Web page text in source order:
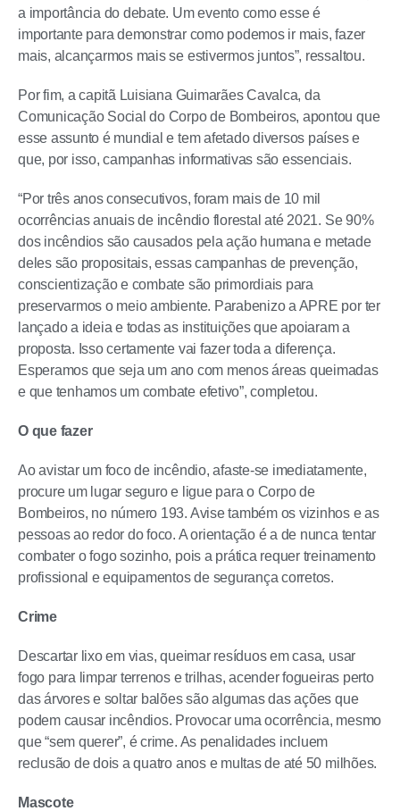
a importância do debate. Um evento como esse é
importante para demonstrar como podemos ir mais, fazer
mais, alcançarmos mais se estivermos juntos”, ressaltou.
Por fim, a capitã Luisiana Guimarães Cavalca, da
Comunicação Social do Corpo de Bombeiros, apontou que
esse assunto é mundial e tem afetado diversos países e
que, por isso, campanhas informativas são essenciais.
“Por três anos consecutivos, foram mais de 10 mil
ocorrências anuais de incêndio florestal até 2021. Se 90%
dos incêndios são causados pela ação humana e metade
deles são propositais, essas campanhas de prevenção,
conscientização e combate são primordiais para
preservarmos o meio ambiente. Parabenizo a APRE por ter
lançado a ideia e todas as instituições que apoiaram a
proposta. Isso certamente vai fazer toda a diferença.
Esperamos que seja um ano com menos áreas queimadas
e que tenhamos um combate efetivo”, completou.
O que fazer
Ao avistar um foco de incêndio, afaste-se imediatamente,
procure um lugar seguro e ligue para o Corpo de
Bombeiros, no número 193. Avise também os vizinhos e as
pessoas ao redor do foco. A orientação é a de nunca tentar
combater o fogo sozinho, pois a prática requer treinamento
profissional e equipamentos de segurança corretos.
Crime
Descartar lixo em vias, queimar resíduos em casa, usar
fogo para limpar terrenos e trilhas, acender fogueiras perto
das árvores e soltar balões são algumas das ações que
podem causar incêndios. Provocar uma ocorrência, mesmo
que “sem querer”, é crime. As penalidades incluem
reclusão de dois a quatro anos e multas de até 50 milhões.
Mascote